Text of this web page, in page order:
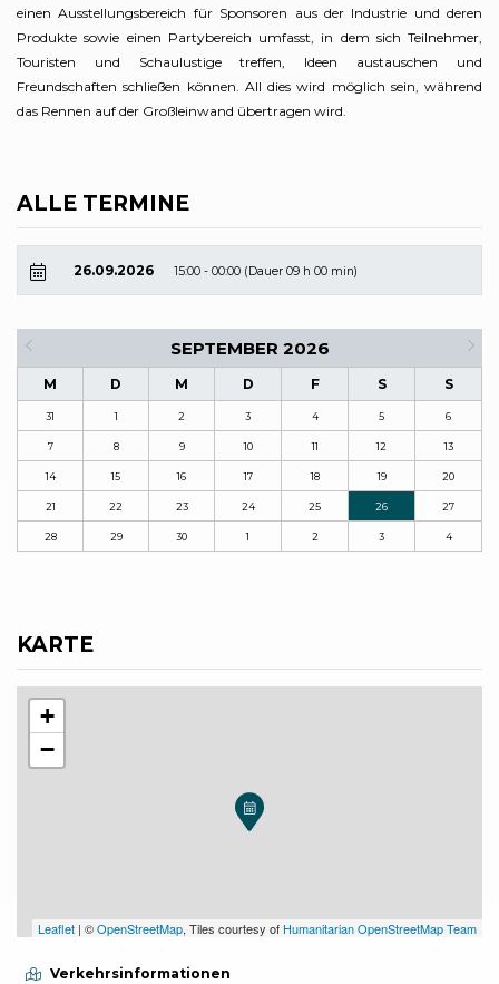
einen Ausstellungsbereich für Sponsoren aus der Industrie und deren
Produkte sowie einen Partybereich umfasst, in dem sich Teilnehmer,
Touristen und Schaulustige treffen, Ideen austauschen und
Freundschaften schließen können. All dies wird möglich sein, während
das Rennen auf der Großleinwand übertragen wird.
ALLE TERMINE
26.09.2026 15:00 - 00:00 (Dauer 09 h 00 min)
SEPTEMBER 2026
M D M D F S S
31 1 2 3 4 5 6
7 8 9 10 11 12 13
14 15 16 17 18 19 20
21 22 23 24 25 26 27
28 29 30 1 2 3 4
KARTE
+
−
Leaflet | ©OpenStreetMap, Tiles courtesy of Humanitarian OpenStreetMap Team
Verkehrsinformationen